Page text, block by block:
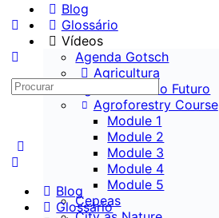
Blog
Glossário
Vídeos
Agenda Gotsch
Agricultura
Agroforesta do Futuro
Agroforestry Course
Module 1
Module 2
Module 3
Module 4
Module 5
Cepeas
Blog
Glossário